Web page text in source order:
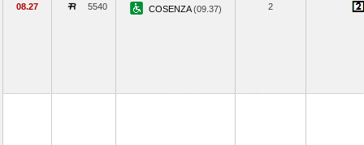
08.27 5540 COSENZA(09.37) 2